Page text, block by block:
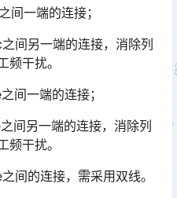
一端的连接；
间另一端的连接，消除列
干扰。
间一端的连接；
间另一端的连接，消除列
干扰。
的连接，需采用双线。